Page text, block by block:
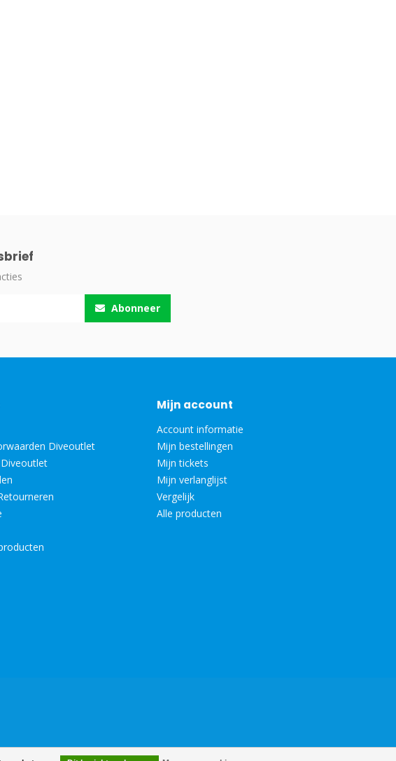
Abonneer
Diveoutlet
Mijn account
Account informatie
Mijn bestellingen
Mijn tickets
Mijn verlanglijst
Vergelijk
Alle producten